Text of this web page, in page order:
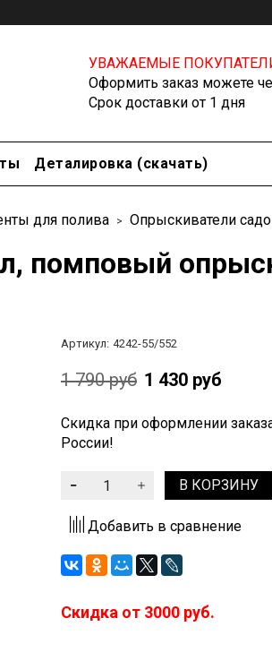
УВАЖАЕМЫЕ
Оформить заказ можете
Срок доставки от 1 дня
Деталировка (скачать)
для полива Опрыскиватели
л, помповый
Артикул: 4242-55/552
1 790 руб 1 430 руб
Скидка при оформлении
России!
В КОРЗИНУ
Добавить в сравнение
Скидка от 3000 руб.